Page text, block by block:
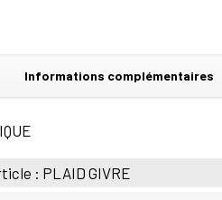
Informations complémentaires
: PLAID GIVRE